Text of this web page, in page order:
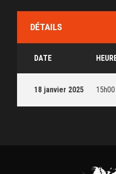
DÉTAILS
DATE
18 janvier 2025 15h00